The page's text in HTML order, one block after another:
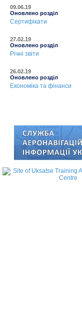
09.06.19
Оновлено розділ
Сертифікати
27.02.19
Оновлено розділ
Річні звіти
26.02.19
Оновлено розділ
Економіка та фінанси